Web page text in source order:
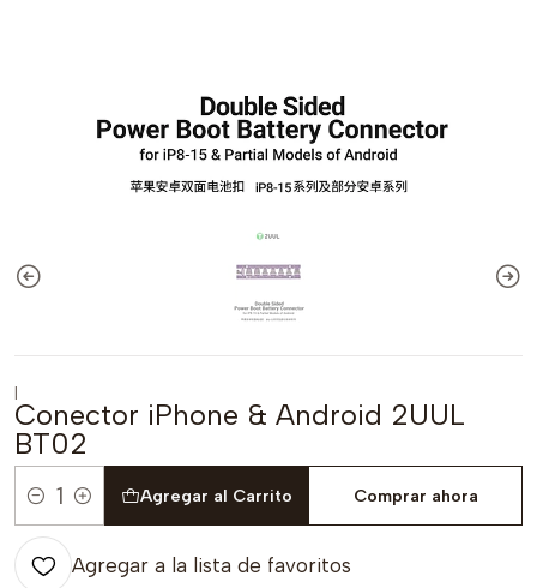
|
Conector iPhone & Android 2UUL
BT02
Cantidad
Agregar al Carrito Comprar ahora
Agregar a la lista de favoritos